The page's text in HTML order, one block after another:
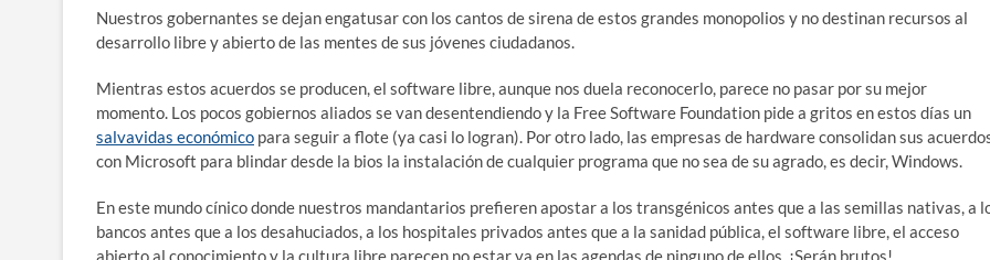
Nuestros gobernantes se dejan engatusar con los cantos de sirena de estos grandes monopolios y no destinan recursos al
desarrollo libre y abierto de las mentes de sus jóvenes ciudadanos.
Mientras estos acuerdos se producen, el software libre, aunque nos duela reconocerlo, parece no pasar por su mejor
momento. Los pocos gobiernos aliados se van desentendiendo y la Free Software Foundation pide a gritos en estos días un
salvavidas económico para seguir a flote (ya casi lo logran). Por otro lado, las empresas de hardware consolidan sus
con Microsoft para blindar desde la bios la instalación de cualquier programa que no sea de su agrado, es decir, Windows.
En este mundo cínico donde nuestros mandantarios prefieren apostar a los transgénicos antes que a las semillas nativas, a
bancos antes que a los desahuciados, a los hospitales privados antes que a la sanidad pública, el software libre, el acceso
abierto al conocimiento y la cultura libre parecen no estar ya en las agendas de ninguno de ellos. ¡Serán brutos!